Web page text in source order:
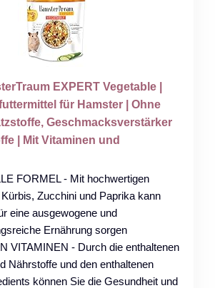
EXPERT Vegetable |
für Hamster | Ohne
Geschmacksverstärker
| Mit Vitaminen und
FORMEL - Mit hochwertigen
Zucchini und Paprika kann
eine ausgewogene und
Ernährung sorgen
VITAMINEN - Durch die enthaltenen
Nährstoffe und den enthaltenen
können Sie die Gesundheit und